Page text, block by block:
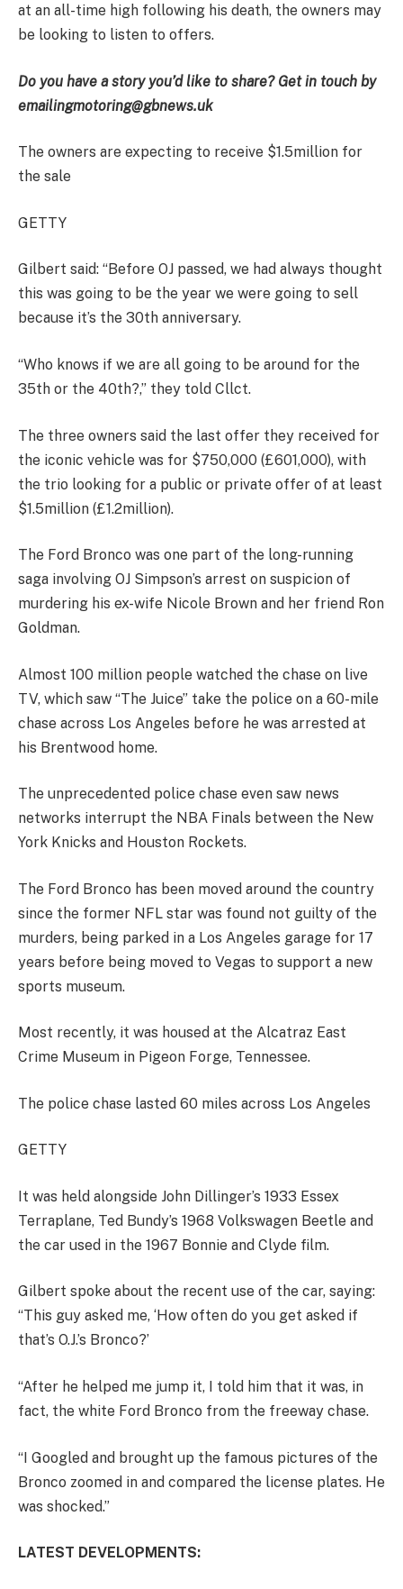
at an all-time high following his death, the owners may
be looking to listen to offers.
Do you have a story you’d like to share? Get in touch by
emailingmotoring@gbnews.uk
The owners are expecting to receive $1.5million for
the sale
GETTY
Gilbert said: “Before OJ passed, we had always thought
this was going to be the year we were going to sell
because it’s the 30th anniversary.
“Who knows if we are all going to be around for the
35th or the 40th?,” they told Cllct.
The three owners said the last offer they received for
the iconic vehicle was for $750,000 (£601,000), with
the trio looking for a public or private offer of at least
$1.5million (£1.2million).
The Ford Bronco was one part of the long-running
saga involving OJ Simpson’s arrest on suspicion of
murdering his ex-wife Nicole Brown and her friend Ron
Goldman.
Almost 100 million people watched the chase on live
TV, which saw “The Juice” take the police on a 60-mile
chase across Los Angeles before he was arrested at
his Brentwood home.
The unprecedented police chase even saw news
networks interrupt the NBA Finals between the New
York Knicks and Houston Rockets.
The Ford Bronco has been moved around the country
since the former NFL star was found not guilty of the
murders, being parked in a Los Angeles garage for 17
years before being moved to Vegas to support a new
sports museum.
Most recently, it was housed at the Alcatraz East
Crime Museum in Pigeon Forge, Tennessee.
The police chase lasted 60 miles across Los Angeles
GETTY
It was held alongside John Dillinger’s 1933 Essex
Terraplane, Ted Bundy’s 1968 Volkswagen Beetle and
the car used in the 1967 Bonnie and Clyde film.
Gilbert spoke about the recent use of the car, saying:
“This guy asked me, ‘How often do you get asked if
that’s O.J.’s Bronco?’
“After he helped me jump it, I told him that it was, in
fact, the white Ford Bronco from the freeway chase.
“I Googled and brought up the famous pictures of the
Bronco zoomed in and compared the license plates. He
was shocked.”
LATEST DEVELOPMENTS: